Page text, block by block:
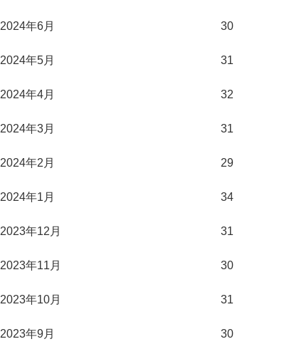
2024年6月 30
2024年5月 31
2024年4月 32
2024年3月 31
2024年2月 29
2024年1月 34
2023年12月 31
2023年11月 30
2023年10月 31
2023年9月 30